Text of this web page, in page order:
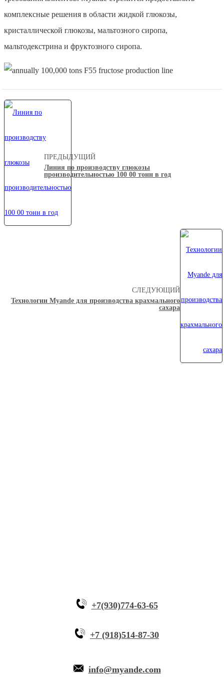
комплексные решения в области жидкой глюкозы,
кристаллической глюкозы, мальтозного сиропа,
мальтодекстрина и фруктозного сиропа.
ПРЕДЫДУЩИЙ
Линия по производству глюкозы
производительностью 100 00 тонн в год
СЛЕДУЮЩИЙ
Технологии Myande для производства крахмального
сахара
+7(930)774-63-65
+7 (918)514-87-30
info@myande.com